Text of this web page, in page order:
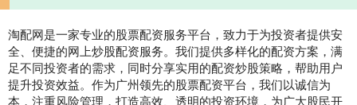
淘配网是一家专业的股票配资服务平台，致力于为投资者提供安
全、便捷的网上炒股配资服务。我们提供多样化的配资方案，满
足不同投资者的需求，同时分享实用的配资炒股策略，帮助用户
提升投资效益。作为广州领先的股票配资平台，我们以诚信为
本，注重风险管理，打造高效、透明的投资环境，为广大股民开